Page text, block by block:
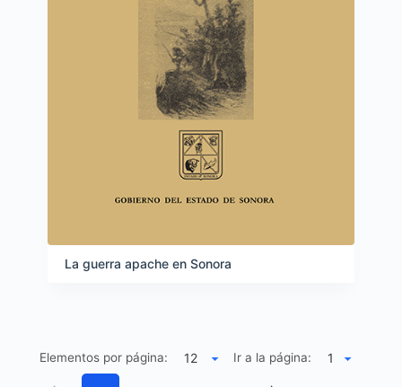
La guerra apache en Sonora
Elementos por página: Ir a la página: